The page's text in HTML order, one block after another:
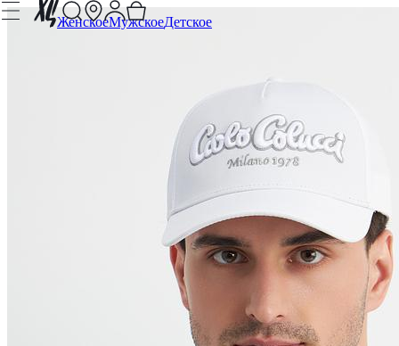
ЖенскоеМужскоеДетское